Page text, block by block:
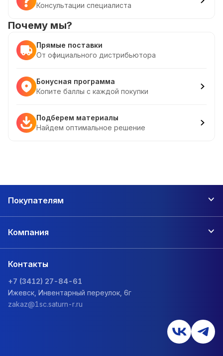
Консультации специалиста
Почему мы?
Прямые поставки
От официального дистрибьютора
Бонусная программа
Копите баллы с каждой покупки
Подберем материалы
Найдем оптимальное решение
Покупателям
Компания
Контакты
+7 (3412) 27-84-61
Ижевск, Инвентарный переулок, 6г
zakaz@1sc.saturn-r.ru